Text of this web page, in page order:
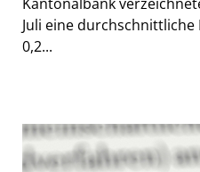
Juli eine
0,2...